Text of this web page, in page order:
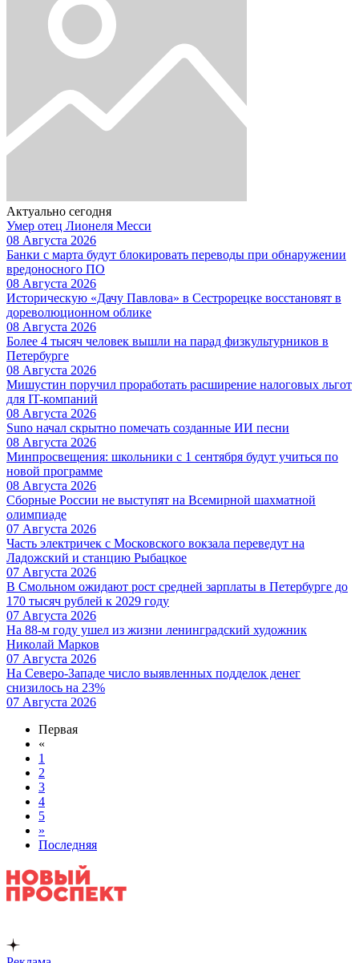
Актуально сегодня
Умер отец Лионеля Месси
08 Августа 2026
Банки с марта будут блокировать переводы при обнаружении
вредоносного ПО
08 Августа 2026
Историческую «Дачу Павлова» в Сестрорецке восстановят в
дореволюционном облике
08 Августа 2026
Более 4 тысяч человек вышли на парад физкультурников в
Петербурге
08 Августа 2026
Мишустин поручил проработать расширение налоговых льгот
для IT-компаний
08 Августа 2026
Suno начал скрытно помечать созданные ИИ песни
08 Августа 2026
Минпросвещения: школьники с 1 сентября будут учиться по
новой программе
08 Августа 2026
Сборные России не выступят на Всемирной шахматной
олимпиаде
07 Августа 2026
Часть электричек с Московского вокзала переведут на
Ладожский и станцию Рыбацкое
07 Августа 2026
В Смольном ожидают рост средней зарплаты в Петербурге до
170 тысяч рублей к 2029 году
07 Августа 2026
На 88-м году ушел из жизни ленинградский художник
Николай Марков
07 Августа 2026
На Северо-Западе число выявленных подделок денег
снизилось на 23%
07 Августа 2026
Первая
«
1
2
3
4
5
»
Последняя